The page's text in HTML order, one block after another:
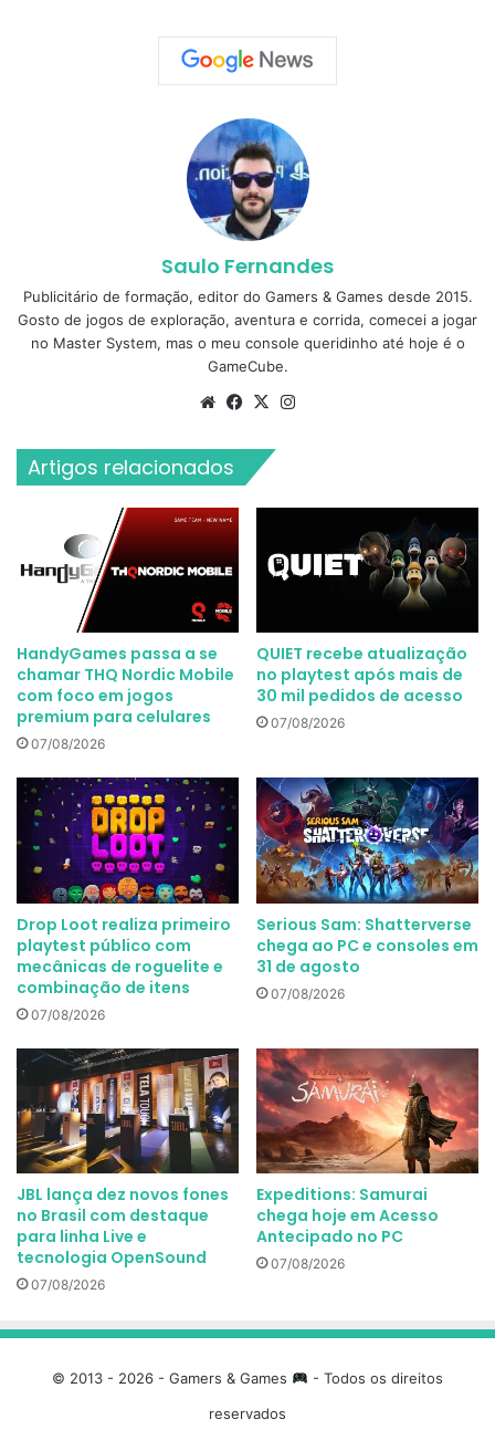
Saulo Fernandes
Publicitário de formação, editor do Gamers & Games desde 2015.
Gosto de jogos de exploração, aventura e corrida, comecei a jogar
no Master System, mas o meu console queridinho até hoje é o
GameCube.
WebsiteFacebook
X
Artigos relacionados
HandyGames passa a se
chamar THQ Nordic Mobile
com foco em jogos
premium para celulares
07/08/2026
QUIET recebe atualização
no playtest após mais de
30 mil pedidos de acesso
07/08/2026
Drop Loot realiza primeiro
playtest público com
mecânicas de roguelite e
combinação de itens
07/08/2026
Serious Sam: Shatterverse
chega ao PC e consoles em
31 de agosto
07/08/2026
JBL lança dez novos fones
no Brasil com destaque
para linha Live e
tecnologia OpenSound
07/08/2026
Expeditions: Samurai
chega hoje em Acesso
Antecipado no PC
07/08/2026
© 2013 - 2026 - Gamers & Games
- Todos os direitos
reservados